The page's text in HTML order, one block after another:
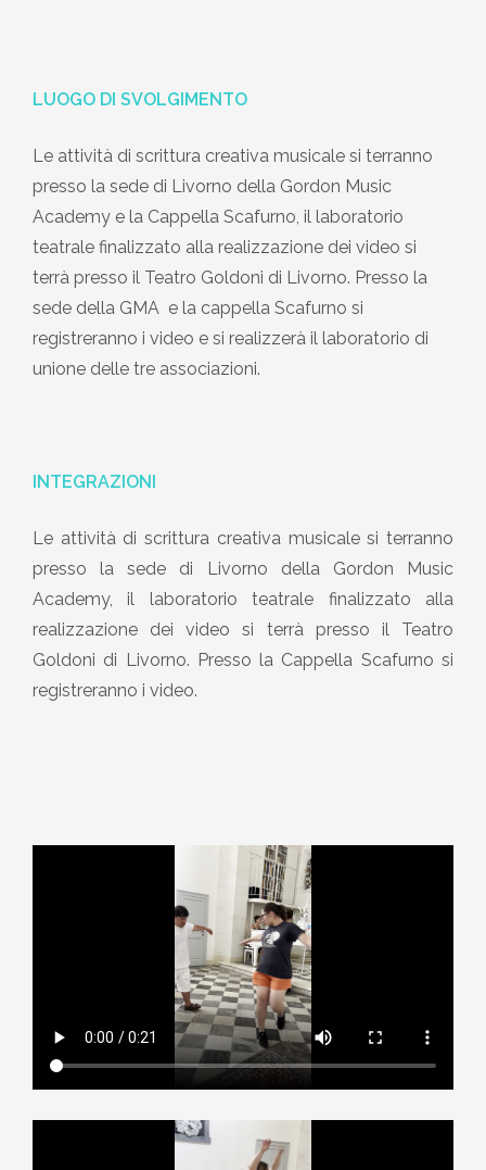
LUOGO DI SVOLGIMENTO
Le attività di scrittura creativa musicale si terranno
presso la sede di Livorno della Gordon Music
Academy e la Cappella Scafurno, il laboratorio
teatrale finalizzato alla realizzazione dei video si
terrà presso il Teatro Goldoni di Livorno. Presso la
sede della GMA e la cappella Scafurno si
registreranno i video e si realizzerà il laboratorio di
unione delle tre associazioni.
INTEGRAZIONI
Le attività di scrittura creativa musicale si terranno
presso la sede di Livorno della Gordon Music
Academy, il laboratorio teatrale finalizzato alla
realizzazione dei video si terrà presso il Teatro
Goldoni di Livorno. Presso la Cappella Scafurno si
registreranno i video.